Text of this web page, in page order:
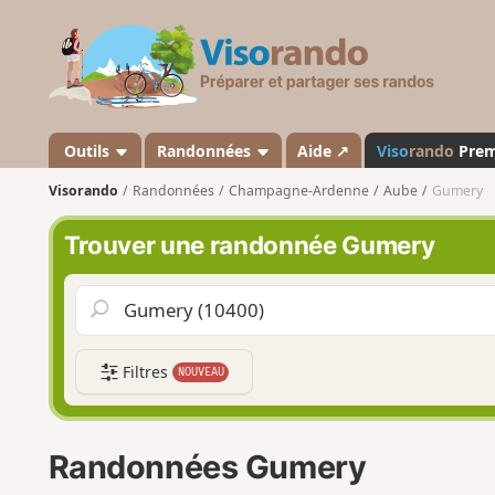
s
a
n
d
o
Outils Randonnées Aide ↗ Visorando
Visorando Randonnées Champagne-Ardenne Aube Gumery
Trouver une randonnée Gumery
Filtres NOUVEAU
Randonnées Gumery